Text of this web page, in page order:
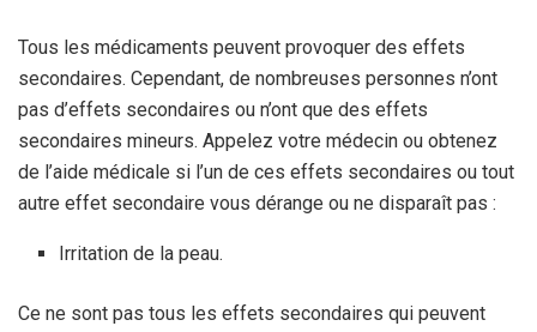
Tous les médicaments peuvent provoquer des effets
secondaires. Cependant, de nombreuses personnes n’ont
pas d’effets secondaires ou n’ont que des effets
secondaires mineurs. Appelez votre médecin ou obtenez
de l’aide médicale si l’un de ces effets secondaires ou tout
autre effet secondaire vous dérange ou ne disparaît pas :
Irritation de la peau.
Ce ne sont pas tous les effets secondaires qui peuvent